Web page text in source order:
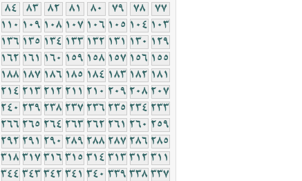
77
78
79
80
81
82
83
84
103
104
105
106
107
108
109
110
129
130
131
132
133
134
135
136
155
156
157
158
159
160
161
162
181
182
183
184
185
186
187
188
207
208
209
210
211
212
213
214
233
234
235
236
237
238
239
240
259
260
261
262
263
264
265
266
285
286
287
288
289
290
291
292
311
312
313
314
315
316
317
318
337
338
339
340
341
342
343
344